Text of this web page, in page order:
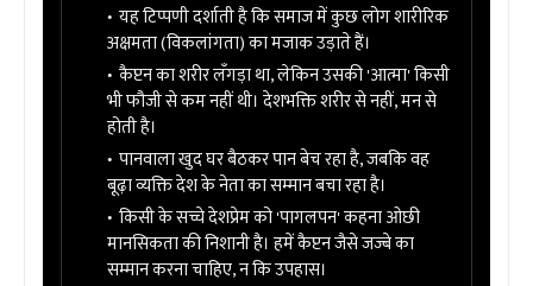
यह टिप्पणी दर्शाती है कि समाज में कुछ लोग शारीरिक
अक्षमता (विकलांगता) का मजाक उड़ाते हैं।
कैप्टन का शरीर लँगड़ा था, लेकिन उसकी 'आत्मा' किसी
भी फौजी से कम नहीं थी। देशभक्ति शरीर से नहीं, मन से
होती है।
पानवाला खुद घर बैठकर पान बेच रहा है, जबकि वह
बूढ़ा व्यक्ति देश के नेता का सम्मान बचा रहा है।
किसी के सच्चे देशप्रेम को 'पागलपन' कहना ओछी
मानसिकता की निशानी है। हमें कैप्टन जैसे जज्बे का
सम्मान करना चाहिए, न कि उपहास।